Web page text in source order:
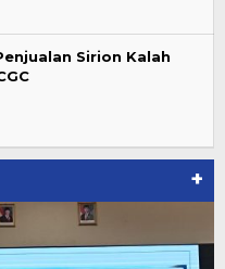
Sirion Kalah
+